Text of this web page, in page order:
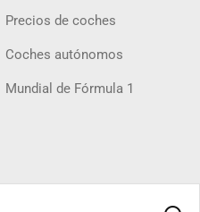
Precios de coches
Coches autónomos
Mundial de Fórmula 1